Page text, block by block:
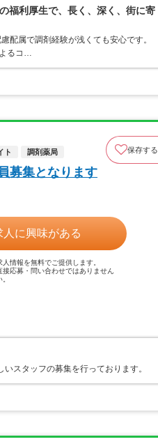
福利厚生で、長く、深く、街に寄
配属で調剤経験が浅くても安心です。
るコ…
ト 調剤薬局 保存する
募集となります
人に興味がある
情報を無料でご提供します。
接応募・問い合わせではありません
スタッフの募集を行っております。